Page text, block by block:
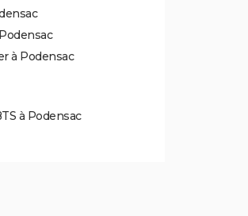
à Podensac
à Podensac